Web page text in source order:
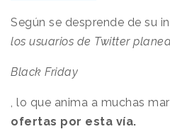
Según se desprende de su
los usuarios de Twitter
Black Friday
, lo que anima a muchas
ofertas por esta vía.